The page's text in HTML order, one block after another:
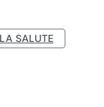
SALUTE